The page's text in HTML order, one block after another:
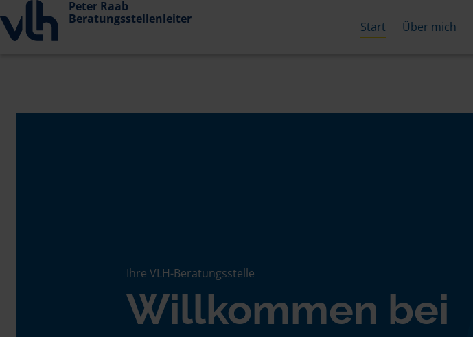
Peter Raab
Beratungsstellenleiter
Start Über mich
Ihre VLH-Beratungsstelle
Willkommen bei